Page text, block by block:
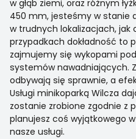
w głąb ziemi, oraz różnym
450 mm, jesteśmy w stanie
w trudnych lokalizacjach, jak
przypadkach dokładność to
zajmujemy się wykopami
systemów nawadniających.
odbywają się sprawnie, a
Usługi minikoparką Wilcza
zostanie zrobione zgodnie z
planujesz coś wyjątkowego
nasze usługi.